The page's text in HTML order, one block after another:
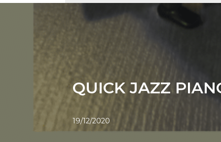
QUICK JAZZ
19/12/2020